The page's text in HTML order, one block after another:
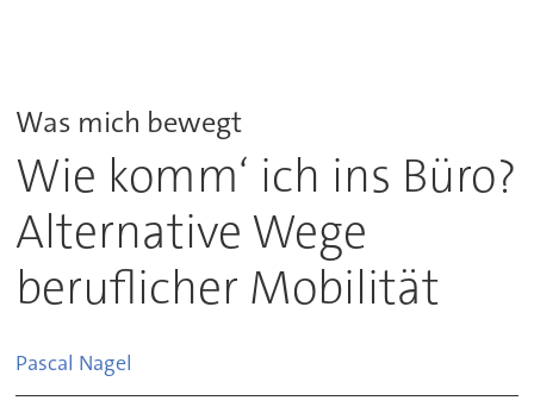
Was mich bewegt
Wie komm‘ ich ins Büro?
Alternative Wege
beruflicher Mobilität
Pascal Nagel